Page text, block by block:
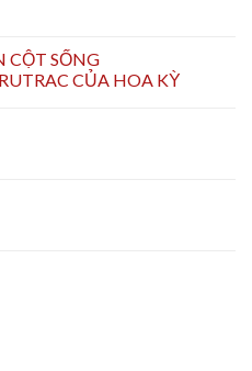
CỘT SỐNG
CỦA HOA KỲ